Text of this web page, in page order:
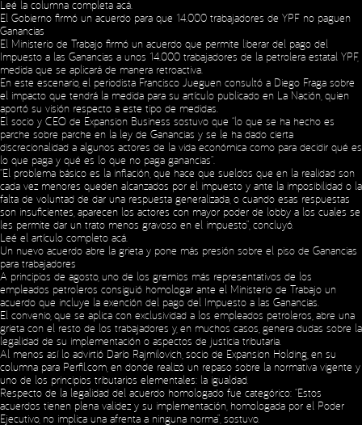
Leé la columna completa acá
El Gobierno firmó un acuerdo para que 14.000 trabajadores de YPF no paguen
Ganancias
El Ministerio de Trabajo firmó un acuerdo que permite liberar del pago del
Impuesto a las Ganancias a unos 14.000 trabajadores de la petrolera estatal YPF,
medida que se aplicará de manera retroactiva.
En este escenario, el periodista Francisco Jueguen consultó a Diego Fraga sobre
el impacto que tendrá la medida para su artículo publicado en La Nación, quien
aportó su visión respecto a este tipo de medidas.
El socio y CEO de Expansion Business sostuvo que “lo que se ha hecho es
parche sobre parche en la ley de Ganancias y se le ha dado cierta
discrecionalidad a algunos actores de la vida económica como para decidir qué es
lo que paga y qué es lo que no paga ganancias”.
“El problema básico es la inflación, que hace que sueldos que en la realidad son
cada vez menores queden alcanzados por el impuesto y ante la imposibilidad o la
falta de voluntad de dar una respuesta generalizada, o cuando esas respuestas
son insuficientes, aparecen los actores con mayor poder de lobby a los cuales se
les permite dar un trato menos gravoso en el impuesto”, concluyó.
Leé el artículo completo acá
Un nuevo acuerdo abre la grieta y pone más presión sobre el piso de Ganancias
para trabajadores
A principios de agosto, uno de los gremios más representativos de los
empleados petroleros consiguió homologar ante el Ministerio de Trabajo un
acuerdo que incluye la exención del pago del Impuesto a las Ganancias.
El convenio, que se aplica con exclusividad a los empleados petroleros, abre una
grieta con el resto de los trabajadores y, en muchos casos, genera dudas sobre la
legalidad de su implementación o aspectos de justicia tributaria.
Al menos así lo advirtió Darío Rajmilovich, socio de Expansion Holding, en su
columna para Perfil.com, en donde realizó un repaso sobre la normativa vigente y
uno de los principios tributarios elementales: la igualdad.
Respecto de la legalidad del acuerdo homologado fue categórico: “Estos
acuerdos tienen plena validez y su implementación, homologada por el Poder
Ejecutivo, no implica una afrenta a ninguna norma”, sostuvo.